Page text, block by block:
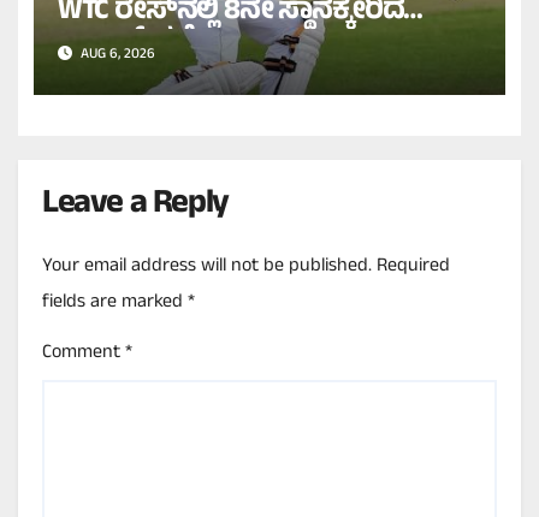
WTC ರೇಸ್‌ನಲ್ಲಿ 8ನೇ ಸ್ಥಾನಕ್ಕೇರಿದ
ಬಾಬರ್ ಪಡೆ!
AUG 6, 2026
Leave a Reply
Your email address will not be published.Required
fields are marked*
Comment*